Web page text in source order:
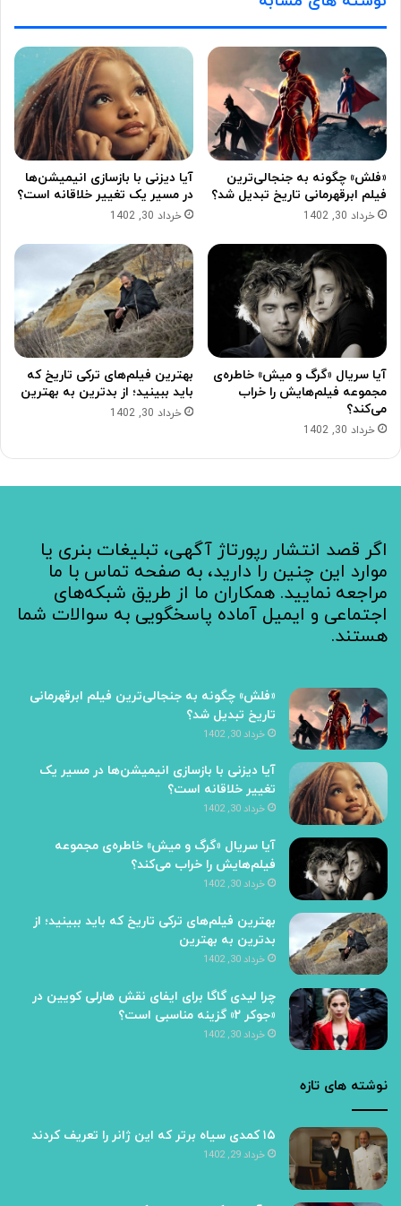
«فلش» چگونه به جنجالی‌ترین
فیلم ابرقهرمانی تاریخ تبدیل شد؟
خرداد 30, 1402
آیا دیزنی با بازسازی انیمیشن‌ها
در مسیر یک تغییر خلاقانه است؟
خرداد 30, 1402
آیا سریال «گرگ و میش» خاطره‌ی
مجموعه‌ فیلم‌هایش را خراب
می‌کند؟
خرداد 30, 1402
بهترین فیلم‌های ترکی تاریخ که
باید ببینید؛ از بدترین به بهترین
خرداد 30, 1402
اگر قصد انتشار رپورتاژ آگهی، تبلیغات بنری یا
موارد این چنین را دارید، به صفحه تماس با ما
مراجعه نمایید. همکاران ما از طریق شبکه‌های
اجتماعی و ایمیل آماده پاسخگویی به سوالات شما
هستند.
«فلش» چگونه به جنجالی‌ترین فیلم ابرقهرمانی
تاریخ تبدیل شد؟
خرداد 30, 1402
آیا دیزنی با بازسازی انیمیشن‌ها در مسیر یک
تغییر خلاقانه است؟
خرداد 30, 1402
آیا سریال «گرگ و میش» خاطره‌ی مجموعه‌
فیلم‌هایش را خراب می‌کند؟
خرداد 30, 1402
بهترین فیلم‌های ترکی تاریخ که باید ببینید؛ از
بدترین به بهترین
خرداد 30, 1402
چرا لیدی گاگا برای ایفای نقش هارلی کویین در
«جوکر ۲» گزینه مناسبی است؟
خرداد 30, 1402
نوشته های تازه
۱۵ کمدی سیاه برتر که این ژانر را تعریف کردند
خرداد 29, 1402